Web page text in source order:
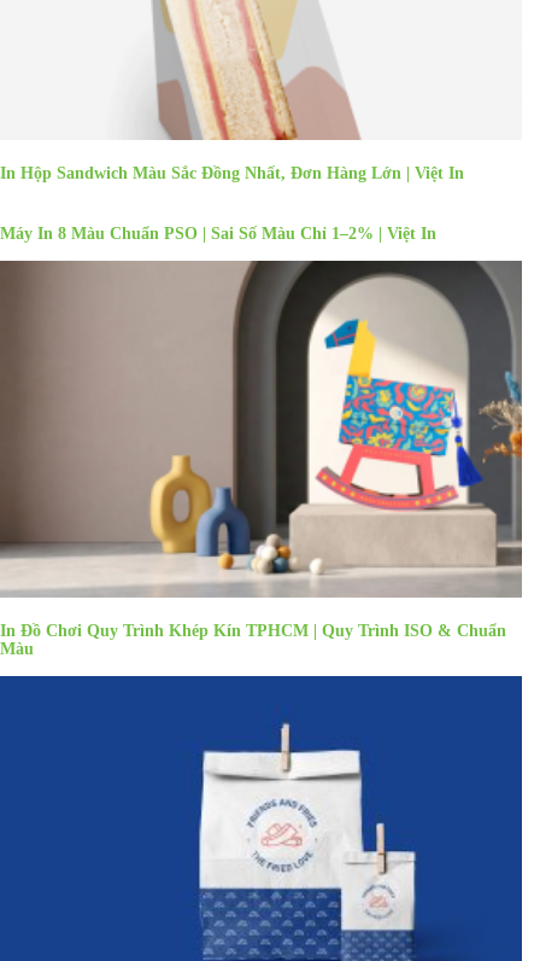
In Hộp Sandwich Màu Sắc Đồng Nhất, Đơn Hàng Lớn | Việt In
Máy In 8 Màu Chuẩn PSO | Sai Số Màu Chỉ 1–2% | Việt In
In Đồ Chơi Quy Trình Khép Kín TPHCM | Quy Trình ISO & Chuẩn
Màu